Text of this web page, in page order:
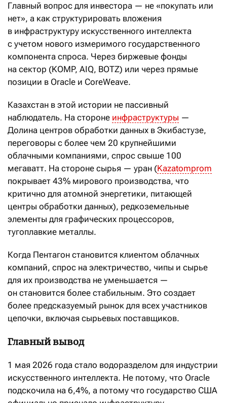
Главный вопрос для инвестора — не «покупать или
нет», а как структурировать вложения
в инфраструктуру искусственного интеллекта
с учетом нового измеримого государственного
компонента спроса. Через биржевые фонды
на сектор (KOMP, AIQ, BOTZ) или через прямые
позиции в Oracle и CoreWeave.
Казахстан в этой истории не пассивный
наблюдатель. На стороне инфраструктуры —
Долина центров обработки данных в Экибастузе,
переговоры с более чем 20 крупнейшими
облачными компаниями, спрос свыше 100
мегаватт. На стороне сырья — уран (Kazatomprom
покрывает 43% мирового производства, что
критично для атомной энергетики, питающей
центры обработки данных), редкоземельные
элементы для графических процессоров,
тугоплавкие металлы.
Когда Пентагон становится клиентом облачных
компаний, спрос на электричество, чипы и сырье
для их производства не уменьшается —
он становится более стабильным. Это создает
более предсказуемый рынок для всех участников
цепочки, включая сырьевых поставщиков.
Главный вывод
1 мая 2026 года стало водоразделом для индустрии
искусственного интеллекта. Не потому, что Oracle
подскочила на 6,4%, а потому что государство США